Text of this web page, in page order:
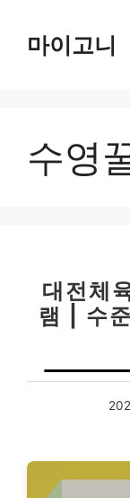
마이고니
수영
대전체
램 | 수